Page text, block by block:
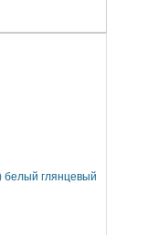
белый глянцевый